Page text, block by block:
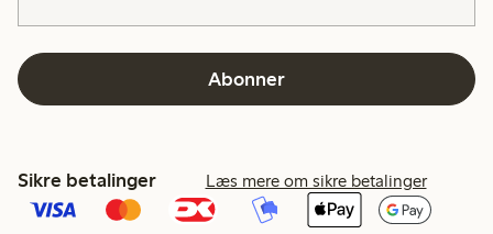
Abonner
Sikre betalinger Læs mere om sikre betalinger